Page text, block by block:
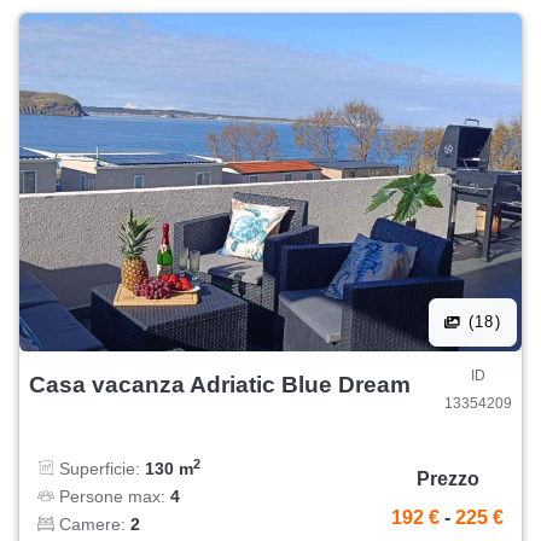
(18)
Casa vacanza Adriatic Blue Dream
ID
13354209
Superficie: 130 m2
Persone max: 4
Camere: 2
Prezzo
192 € - 225 €